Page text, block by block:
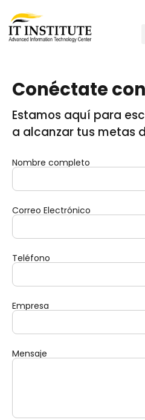
Conéctate con
Estamos aquí para
a alcanzar tus metas
Nombre completo
Correo Electrónico
Teléfono
Empresa
Mensaje